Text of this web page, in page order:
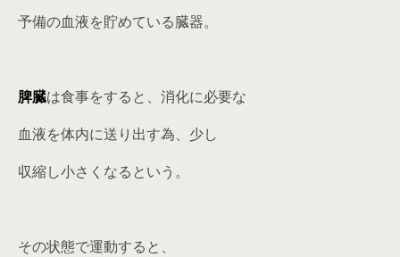
予備の血液を貯めている臓器。
脾臓は食事をすると、消化に必要な
血液を体内に送り出す為、少し
収縮し小さくなるという。
その状態で運動すると、